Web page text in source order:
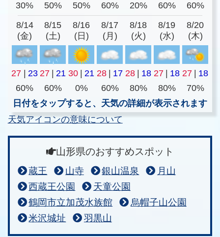
30%
50% 50% 60% 20% 60% 60%
8/14
(金)
8/15
(土)
8/16
(日)
8/17
(月)
8/18
(火)
8/19
(水)
8/20
(木)
27 23 27 21 30 21 28 17 28 18 27 18 27
18
60%
60% 0% 60% 80% 80%
70%
日付をタップすると、天気の詳細が表示されます
天気アイコンの意味について
山形県のおすすめスポット
蔵王 山寺 銀山温泉
月山
西蔵王公園
天童公園
鶴岡市立加茂水族館
烏帽子山公園
米沢城址
羽黒山